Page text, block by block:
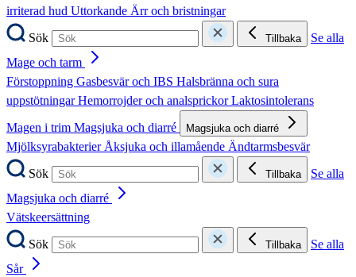
irriterad hud Uttorkande Ärr och bristningar
Sök
Tillbaka
Se alla
Mage och tarm
Förstoppning Gasbesvär och IBS Halsbränna och sura
uppstötningarHemorrojder och analsprickorLaktosintolerans
Magen i trim Magsjuka och diarré Magsjuka och diarré
MjölksyrabakterierÅksjuka och illamående Ändtarmsbesvär
Sök
Tillbaka
Se alla
Magsjuka och diarré
Vätskeersättning
Sök
Tillbaka
Se alla
Sår